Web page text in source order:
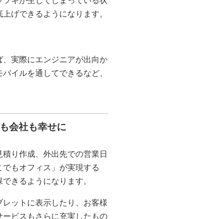
げできるようになります。
実際にエンジニアが出向か
イルを通してできるなど、
会社も幸せに
り作成、外出先での営業日
もオフィス」が実現する
きるようになります。
ットに表示したり、お客様
ビスもさらに充実したもの